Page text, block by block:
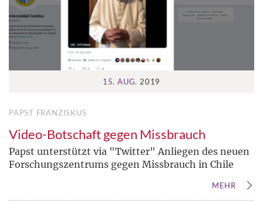
15. AUG. 2019
PAPST FRANZISKUS
Video-Botschaft gegen Missbrauch
Papst unterstützt via "Twitter" Anliegen des neuen
Forschungszentrums gegen Missbrauch in Chile
MEHR